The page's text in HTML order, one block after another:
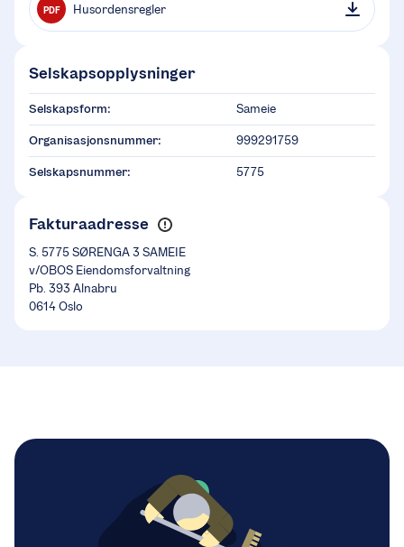
PDF Husordensregler
Selskapsopplysninger
Selskapsform: Sameie
Organisasjonsnummer: 999291759
Selskapsnummer: 5775
Fakturaadresse
S. 5775 SØRENGA 3 SAMEIE
v/OBOS Eiendomsforvaltning
Pb. 393 Alnabru
0614 Oslo